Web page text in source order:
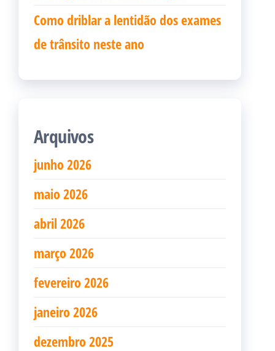
Como driblar a lentidão dos exames
de trânsito neste ano
Arquivos
junho 2026
maio 2026
abril 2026
março 2026
fevereiro 2026
janeiro 2026
dezembro 2025